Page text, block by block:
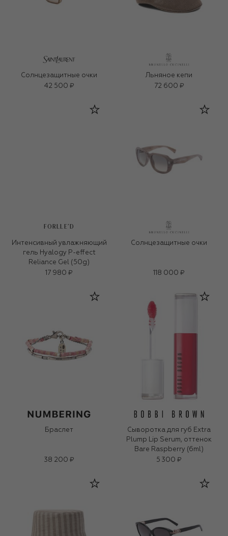
Солнцезащитные очки
42 500 ₽
Льняное кепи
72 600 ₽
FORLLE'D
Интенсивный увлажняющий
гель Hyalogy P-effect
Reliance Gel (50g)
17 980 ₽
Солнцезащитные очки
118 000 ₽
Браслет
38 200 ₽
Сыворотка для губ Extra
Plump Lip Serum, оттенок
Bare Raspberry (6ml)
5 300 ₽